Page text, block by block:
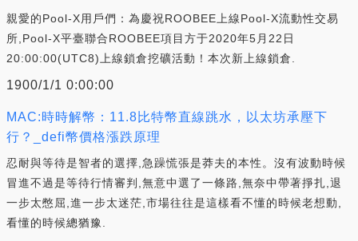
親愛的Pool-X用戶們：為慶祝ROOBEE上線Pool-X流動性交易
所,Pool-X平臺聯合ROOBEE項目方于2020年5月22日
20:00:00(UTC8)上線鎖倉挖礦活動！本次新上線鎖倉.
1900/1/1 0:00:00
MAC:時時解幣：11.8比特幣直線跳水，以太坊承壓下
行？_defi幣價格漲跌原理
忍耐與等待是智者的選擇,急躁慌張是莽夫的本性。沒有波動時候
冒進不過是等待行情審判,無意中選了一條路,無奈中帶著掙扎,退
一步太憋屈,進一步太迷茫,市場往往是這樣看不懂的時候老想動,
看懂的時候總猶豫.